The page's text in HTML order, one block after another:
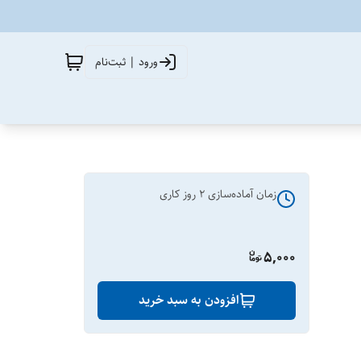
ورود | ثبت‌نام
زمان آماده‌سازی2 روز کاری
5,000
افزودن به سبد خرید